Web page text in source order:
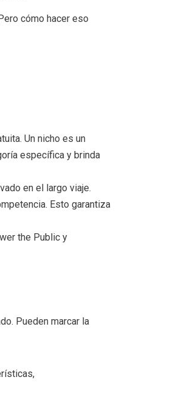
cómo hacer eso
Un nicho es un
específica y brinda
en el largo viaje.
Esto garantiza
the Public y
Pueden marcar la